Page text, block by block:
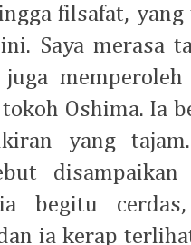
filsafat,
Saya merasa
memperoleh
Oshima. Ia
yang
begitu
ia kerap